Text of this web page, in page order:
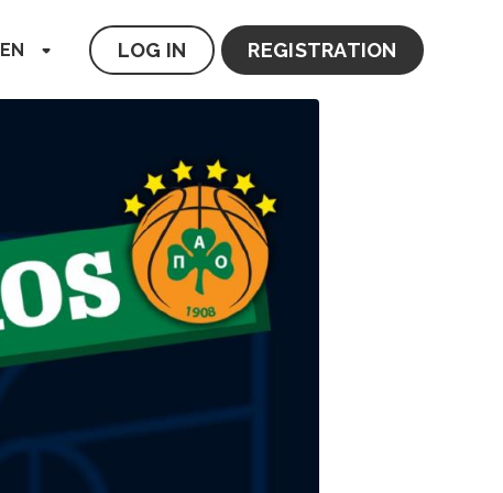
EN LOG IN REGISTRATION